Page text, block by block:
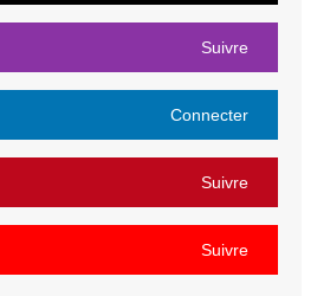
Suivre
Connecter
Suivre
Suivre